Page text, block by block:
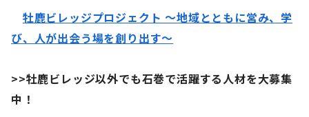
牡鹿ビレッジプロジェクト 〜地域とともに営み、学
び、人が出会う場を創り出す〜
>>牡鹿ビレッジ以外でも石巻で活躍する人材を大募集
中！